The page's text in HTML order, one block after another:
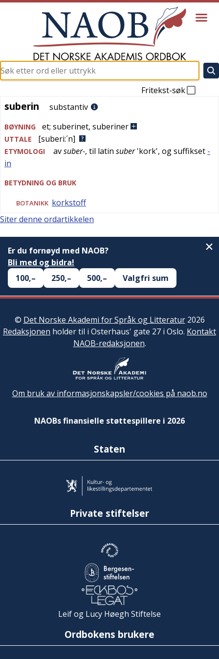
Fritekst-søk
suberin
suberin substantiv
BØYNING et; suberinet, suberiner
UTTALE [suberi:´n]
ETYMOLOGI avsuber-, til latin suber'kork', og suffikset -
in
BETYDNING OG BRUK
BOTANIKK korkstoff
Siter denne ordartikkelen
Er du fornøyd med NAOB?
Bli med og bidra!
100,–
250,– 500,– Valgfri sum
© Det Norske Akademi for Språk og Litteratur2026
Redaksjonen holder til i Osterhaus' gate 27 i Oslo. Kontakt
NAOB-redaksjonen.
Om bruk av informasjonskapsler/cookies på naob.no
NAOBs finansielle støttespillere i 2026
Staten
Private stiftelser
Leif og Lucy Høegh Stiftelse
Ordbokens brukere